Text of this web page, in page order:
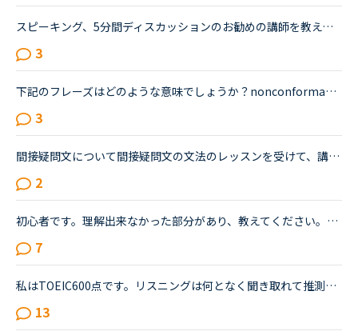
スピーキング、5分間ディスカッションのお勧めの講師を教えてください。海外旅行の際に自由に動き回れる、トラブルが起きても対処できるような英語力を身に付けたいと思い入会しました。カウンセリングでレベルチ...
3
下記のフレーズはどのような意味でしょうか？nonconformance to gender stereotypes下記の文章で使われています。Mr. Takada’s nonconformance to gender stereotypes, his sense of innovation, and experimenta...
3
間接疑問文について間接疑問文の文法のレッスンを受けて、講師からの訂正について疑問に思ったので、分かる方はご回答お願いします。通常、間接疑問文はI don’t know when she will come.のように「疑問詞＋S＋V...
2
初心者です。理解出来なかった部分があり、教えてください。James is asking Charlotte about Gabriella's birthday party. James When was Gabriella's birthday?Charlotte It was last weekend.James How was t...
7
私はTOEIC600点です。リスニングは何となく聞き取れて推測で解答できるレベル。外国人の方と英語で話す恐怖をとり、そして、英語で会話が出来るようになりたくてNCに入りました。そしてNC始めて2週間、毎日3コマ...
13